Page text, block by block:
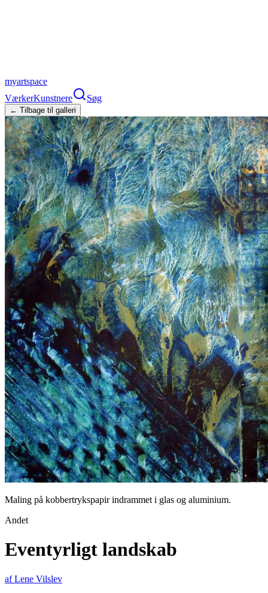
myartspace
VærkerKunstnere Søg
← Tilbage til galleri
Maling på kobbertrykspapir indrammet i glas og aluminium.
Andet
Eventyrligt landskab
afLene Vilslev